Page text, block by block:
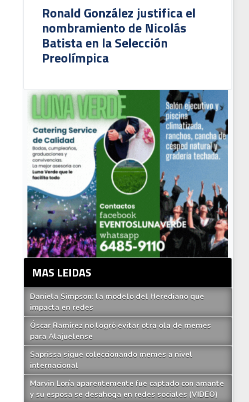
Ronald González justifica el
nombramiento de Nicolás
Batista en la Selección
Preolímpica
MAS LEIDAS
Daniela Simpson: la modelo del Herediano que
impacta en redes
Óscar Ramírez no logró evitar otra ola de memes
para Alajuelense
Saprissa sigue coleccionando memes a nivel
internacional
Marvin Loría aparentemente fue captado con amante
y su esposa se desahoga en redes sociales (VIDEO)